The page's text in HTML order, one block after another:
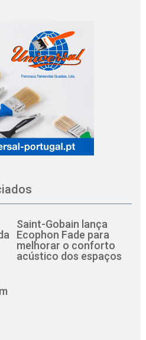
Saint-Gobain lança
Ecophon Fade para
melhorar o conforto
acústico dos espaços